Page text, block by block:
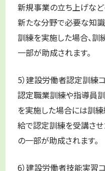
新規事業の立ち上げな
新たな分野で必要な知
訓練を実施した場合、
一部が助成されます。
5）建設労働者認定訓練
認定職業訓練や指導員
を実施した場合には訓
給で認定訓練を受講さ
の一部が助成されます。
6）建設労働者技能実習